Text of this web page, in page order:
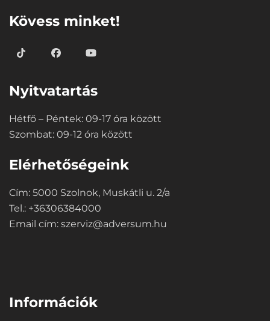
Kövess minket!
Nyitvatartás
Hétfő – Péntek: 09-17 óra között
Szombat: 09-12 óra között
Elérhetőségeink
Cím: 5000 Szolnok, Muskátli u. 2/a
Tel.: +36306384000
Email cím: szerviz@adversum.hu
Információk